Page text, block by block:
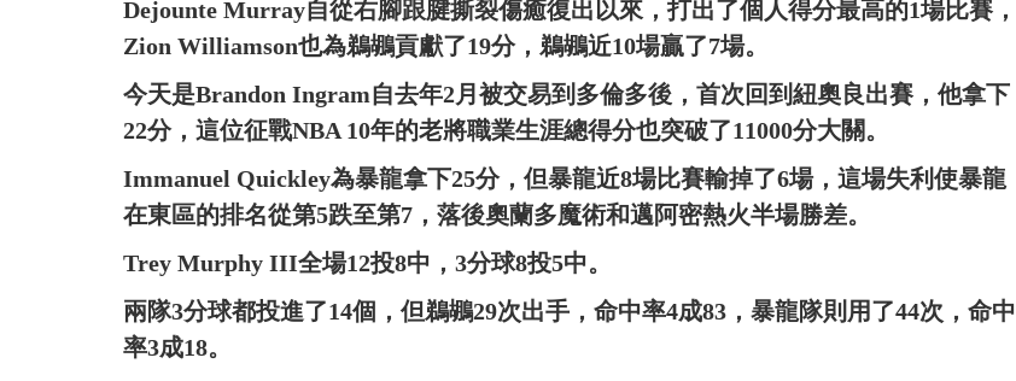
Dejounte Murray自從右腳跟腱撕裂傷癒復出以來，打出了個人得分最高的1場比賽，
Zion Williamson也為鵜鶘貢獻了19分，鵜鶘近10場贏了7場。
今天是Brandon Ingram自去年2月被交易到多倫多後，首次回到紐奧良出賽，他拿下
22分，這位征戰NBA 10年的老將職業生涯總得分也突破了11000分大關。
Immanuel Quickley為暴龍拿下25分，但暴龍近8場比賽輸掉了6場，這場失利使暴龍
在東區的排名從第5跌至第7，落後奧蘭多魔術和邁阿密熱火半場勝差。
Trey Murphy III全場12投8中，3分球8投5中。
兩隊3分球都投進了14個，但鵜鶘29次出手，命中率4成83，暴龍隊則用了44次，命中
率3成18。